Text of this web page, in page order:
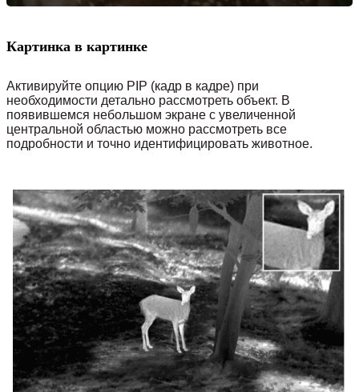
Картинка в картинке
Активируйте опцию PIP (кадр в кадре) при
необходимости детально рассмотреть объект. В
появившемся небольшом экране с увеличенной
центральной областью можно рассмотреть все
подробности и точно идентифицировать животное.